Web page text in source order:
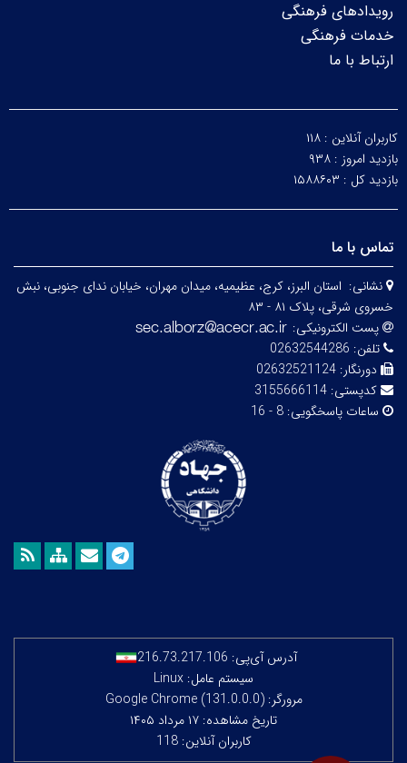
رویدادهای فرهنگی
خدمات فرهنگی
ارتباط با ما
کاربران آنلاین : ۱۱۸
بازدید امروز : ۹۳۸
بازدید کل : ۱۵۸۸۶۰۳
تماس با ما
نشانی: استان البرز، کرج، عظیمیه، میدان مهران، خیابان ندای جنوبی، نبش
خسروی شرقی، پلاک ۸۱ - ۸۳
پست الکترونیکی:
تلفن: 02632544286
دورنگار: 02632521124
کدپستی: 3155666114
ساعات پاسخگویی: 8 - 16
آدرس آی‌پی: 216.73.217.106
سیستم عامل: Linux
مرورگر: Google Chrome (131.0.0.0)
تاریخ مشاهده: ۱۷ مرداد ۱۴۰۵
کاربران آنلاین: 118